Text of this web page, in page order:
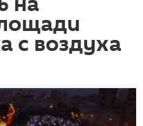
с воздуха